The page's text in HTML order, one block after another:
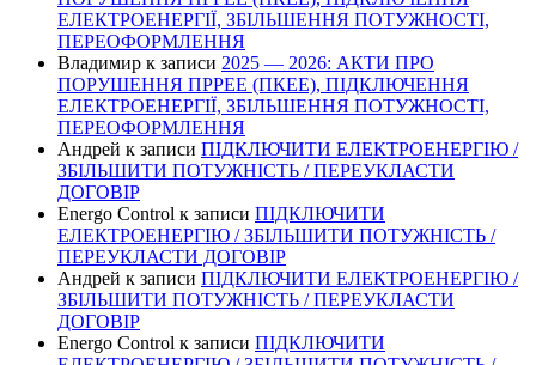
ЕЛЕКТРОЕНЕРГІЇ, ЗБІЛЬШЕННЯ ПОТУЖНОСТІ,
ПЕРЕОФОРМЛЕННЯ
Владимир к записи 2025 — 2026: АКТИ ПРО
ПОРУШЕННЯ ПРРЕЕ (ПКЕЕ), ПІДКЛЮЧЕННЯ
ЕЛЕКТРОЕНЕРГІЇ, ЗБІЛЬШЕННЯ ПОТУЖНОСТІ,
ПЕРЕОФОРМЛЕННЯ
Андрей к записи ПІДКЛЮЧИТИ ЕЛЕКТРОЕНЕРГІЮ /
ЗБІЛЬШИТИ ПОТУЖНІСТЬ / ПЕРЕУКЛАСТИ
ДОГОВІР
Energo Control к записи ПІДКЛЮЧИТИ
ЕЛЕКТРОЕНЕРГІЮ / ЗБІЛЬШИТИ ПОТУЖНІСТЬ /
ПЕРЕУКЛАСТИ ДОГОВІР
Андрей к записи ПІДКЛЮЧИТИ ЕЛЕКТРОЕНЕРГІЮ /
ЗБІЛЬШИТИ ПОТУЖНІСТЬ / ПЕРЕУКЛАСТИ
ДОГОВІР
Energo Control к записи ПІДКЛЮЧИТИ